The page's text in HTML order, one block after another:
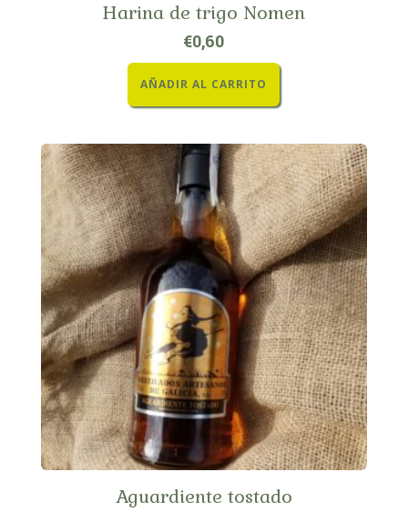
Harina de trigo Nomen
€0,60
AÑADIR AL CARRITO
Aguardiente tostado